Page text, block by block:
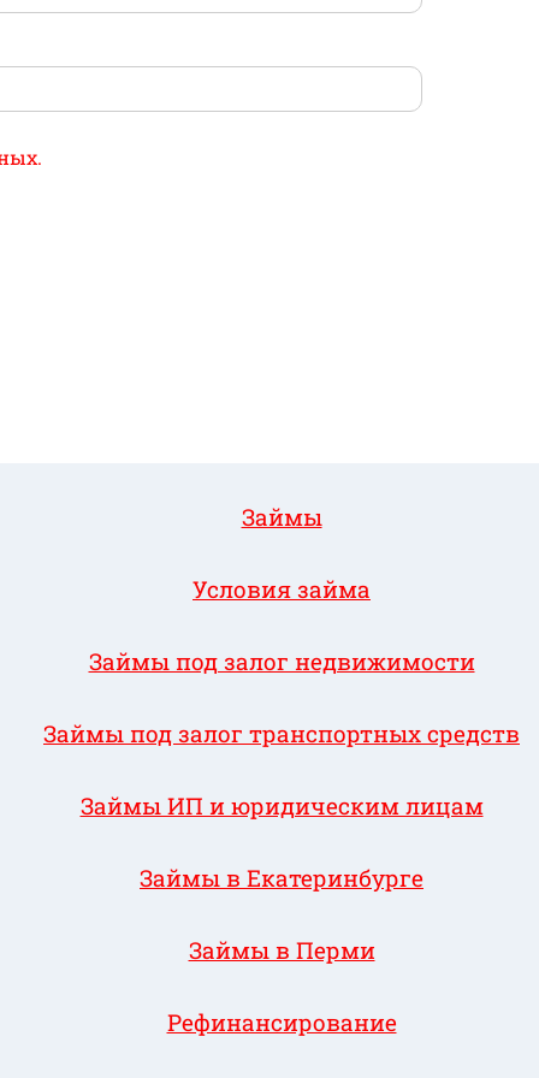
Займы
Условия займа
Займы под залог недвижимости
Займы под залог транспортных средств
Займы ИП и юридическим лицам
Займы в Екатеринбурге
Займы в Перми
Рефинансирование